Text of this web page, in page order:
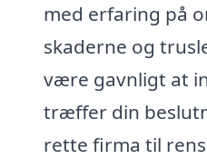
med erfaring på
skaderne og
være gavnligt at
træffer din
rette firma til